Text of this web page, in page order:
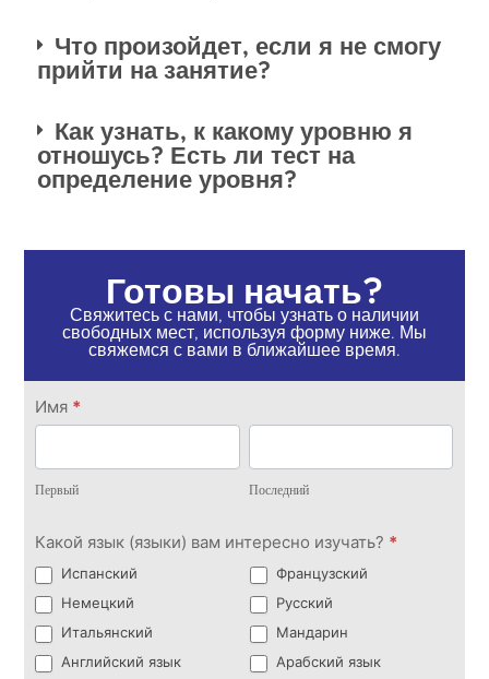
Что произойдет, если я не смогу
прийти на занятие?
Как узнать, к какому уровню я
отношусь? Есть ли тест на
определение уровня?
Готовы начать?
Свяжитесь с нами, чтобы узнать о наличии
свободных мест, используя форму ниже. Мы
свяжемся с вами в ближайшее время.
Свяжитесь
с нами
Имя *
Первый Последний
Какой язык (языки) вам интересно изучать? *
Испанский
Французский
Немецкий
Русский
Итальянский
Мандарин
Английский язык
Арабский язык